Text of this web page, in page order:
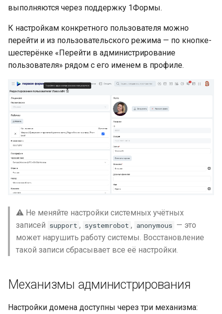
элементов
Панель навигации
Боковое меню — 6
блоков
Просмотр задачи
Функции Диска
Приоритет режима
кастомизировать UI
Персональное меню
Профиль пользователя
— 7 вкладок
избранном
выполняются через поддержку 1Формы.
К настройкам конкретного пользователя можно
перейти и из пользовательского режима — по кнопке-
шестерёнке «Перейти в администрирование
пользователя» рядом с его именем в профиле.
⚠️ Не меняйте настройки системных учётных
записей support , systemrobot , anonymous — это
может нарушить работу системы. Восстановление
такой записи сбрасывает все её настройки.
Механизмы администрирования
Настройки домена доступны через три механизма: